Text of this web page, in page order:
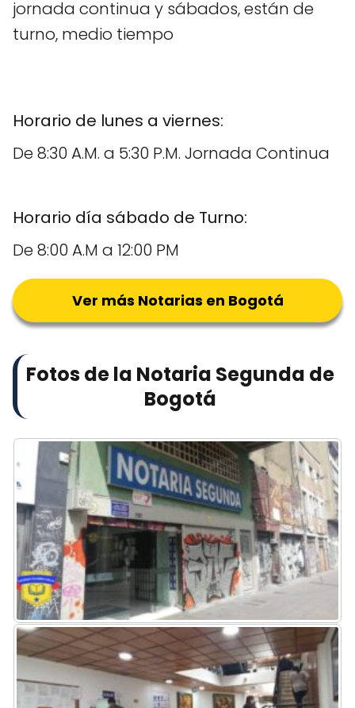
jornada continua y sábados, están de
turno, medio tiempo
Horario de lunes a viernes:
De 8:30 A.M. a 5:30 P.M. Jornada Continua
Horario día sábado de Turno:
De 8:00 A.M a 12:00 PM
Ver más Notarias en Bogotá
Fotos de la Notaria Segunda de
Bogotá